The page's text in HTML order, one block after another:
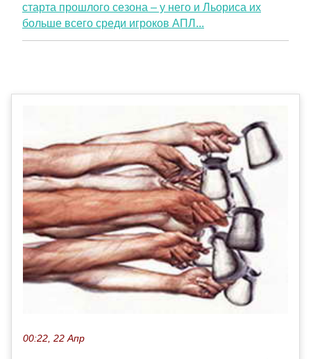
старта прошлого сезона – у него и Льориса их
больше всего среди игроков АПЛ...
00:22, 22 Апр